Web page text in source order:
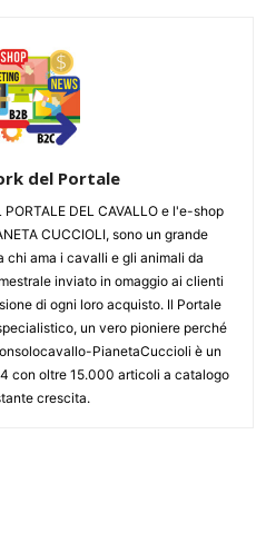
del Portale
DEL CAVALLO e l'e-shop
CUCCIOLI, sono un grande
chi ama i cavalli e gli animali da
inviato in omaggio ai clienti
di ogni loro acquisto. Il Portale
un vero pioniere perché
PianetaCuccioli è un
con oltre 15.000 articoli a catalogo
crescita.